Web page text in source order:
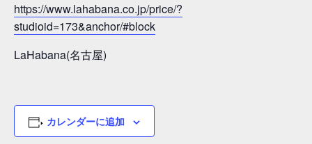
https://www.lahabana.co.jp/price/?
studioid=173&anchor/#block
LaHabana(名古屋)
カレンダーに追加